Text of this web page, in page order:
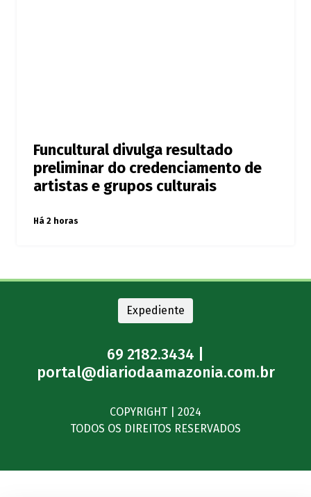
Funcultural divulga resultado
preliminar do credenciamento de
artistas e grupos culturais
Há 2 horas
Expediente
69 2182.3434 |
portal@diariodaamazonia.com.br
COPYRIGHT | 2024
TODOS OS DIREITOS RESERVADOS